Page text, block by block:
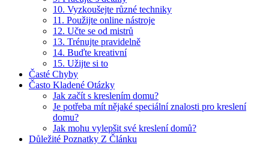
10. Vyzkoušejte různé techniky
11. Použijte online nástroje
12. Učte se od mistrů
13. Trénujte pravidelně
14. Buďte kreativní
15. Užijte si to
Časté Chyby
Často Kladené Otázky
Jak začít s kreslením domu?
Je potřeba mít nějaké speciální znalosti pro kreslení
domu?
Jak mohu vylepšit své kreslení domů?
Důležité Poznatky Z Článku